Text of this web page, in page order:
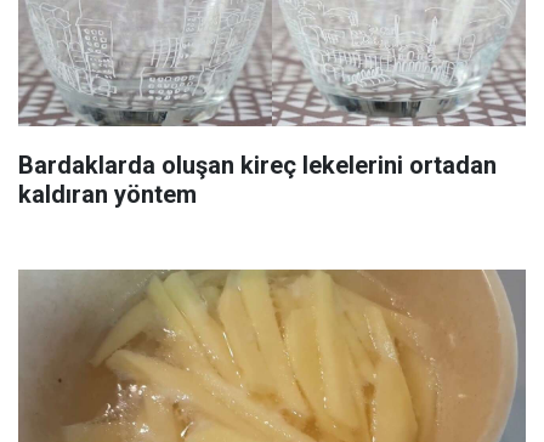
Bardaklarda oluşan kireç lekelerini ortadan
kaldıran yöntem